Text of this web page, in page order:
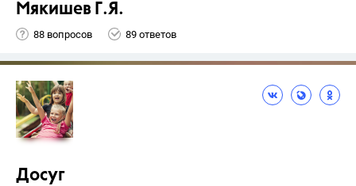
Мякишев Г.Я.
88 вопросов 89 ответов
Досуг